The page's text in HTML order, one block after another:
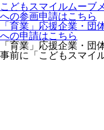
こどもスマイルムーブ
への参画申請はこちら
「育業」応援企業・団
への申請はこちら
「育業」応援企業・団
事前に「こどもスマイ